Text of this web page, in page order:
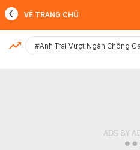
MỚI NHẤT
VỀ TRANG CHỦ
#Anh Trai Vượt Ngàn Chông